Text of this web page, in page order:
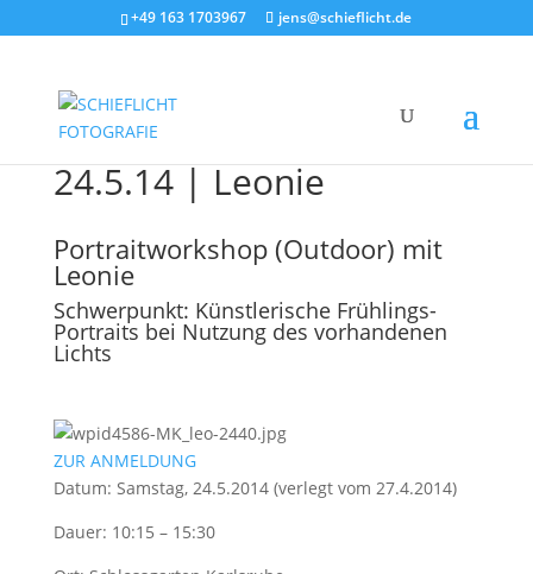
+49 163 1703967 jens@schieflicht.de
24.5.14 | Leonie
Portraitworkshop (Outdoor) mit
Leonie
Schwerpunkt: Künstlerische Frühlings-
Portraits bei Nutzung des vorhandenen
Lichts
ZUR ANMELDUNG
Datum: Samstag, 24.5.2014 (verlegt vom 27.4.2014)
Dauer: 10:15 – 15:30